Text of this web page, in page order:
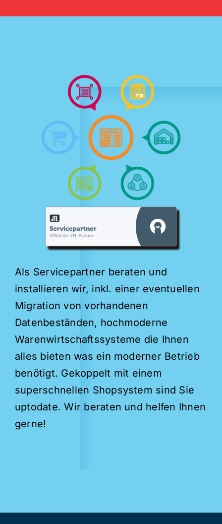
Als Servicepartner beraten und
installieren wir, inkl. einer eventuellen
Migration von vorhandenen
Datenbeständen, hochmoderne
Warenwirtschaftssysteme die Ihnen
alles bieten was ein moderner Betrieb
benötigt. Gekoppelt mit einem
superschnellen Shopsystem sind Sie
uptodate. Wir beraten und helfen Ihnen
gerne!